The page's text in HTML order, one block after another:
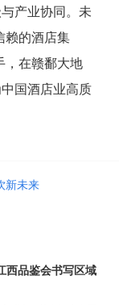
产业协同。未
赖的酒店集
，在赣鄱大地
国酒店业高质
新未来
西品鉴会书写区域